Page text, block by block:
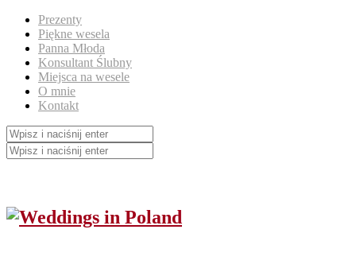
Prezenty
Piękne wesela
Panna Młoda
Konsultant Ślubny
Miejsca na wesele
O mnie
Kontakt